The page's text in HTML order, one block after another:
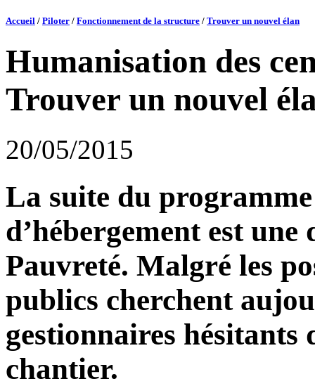
Accueil / Piloter / Fonctionnement de la structure / Trouver un nouvel élan
Humanisation des
Trouver un nouvel
20/05/2015
La suite du
d’hébergement est
Pauvreté. Malgré les
publics cherchent
gestionnaires hésitants
chantier.